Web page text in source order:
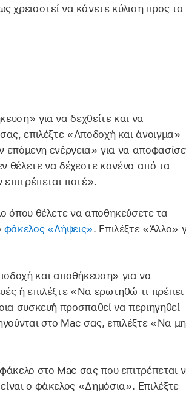
χρειαστεί να κάνετε κύλιση προς τα
για να δεχθείτε και να
επιλέξτε «Αποδοχή και άνοιγμα»
επόμενη ενέργεια» για να
θέλετε να δέχεστε κανένα από τα
ποτέ».
όπου θέλετε να αποθηκεύσετε τα
φάκελος «Λήψεις». Επιλέξτε «Άλλο»
και αποθήκευση» για να
ή επιλέξτε «Να ερωτηθώ τι πρέπει
συσκευή προσπαθεί να περιηγηθεί
στο Mac σας, επιλέξτε «Να
φάκελο στο Mac σας που επιτρέπεται
ο φάκελος «Δημόσια». Επιλέξτε